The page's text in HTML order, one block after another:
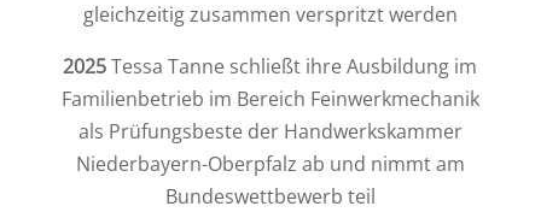
gleichzeitig zusammen verspritzt werden
2025 Tessa Tanne schließt ihre Ausbildung im
Familienbetrieb im Bereich Feinwerkmechanik
als Prüfungsbeste der Handwerkskammer
Niederbayern-Oberpfalz ab und nimmt am
Bundeswettbewerb teil